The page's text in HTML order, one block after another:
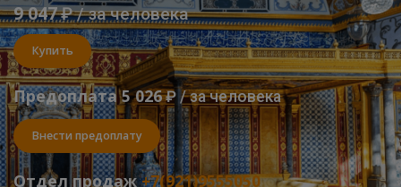
Купить
9 047₽ / за человека
Предоплата 5 026 ₽ / за человека
Внести предоплату
Отдел продаж+7(921)9555050